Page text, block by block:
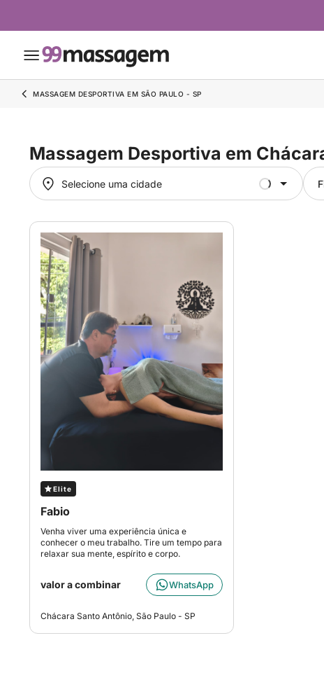
MASSAGEM DESPORTIVA EM SÃO PAULO - SP
Massagem Desportiva em
Selecione uma cidade
Selecione uma cidade
Elite
Fabio
Venha viver uma experiência única e
conhecer o meu trabalho. Tire um tempo para
relaxar sua mente, espírito e corpo.
valor a combinar WhatsApp
Chácara Santo Antônio, São Paulo - SP